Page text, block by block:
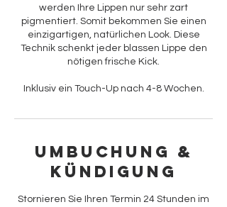
werden Ihre Lippen nur sehr zart
pigmentiert. Somit bekommen Sie einen
einzigartigen, natürlichen Look. Diese
Technik schenkt jeder blassen Lippe den
nötigen frische Kick.
Inklusiv ein Touch-Up nach 4-8 Wochen.
Umbuchung &
Kündigung
Stornieren Sie Ihren Termin 24 Stunden im